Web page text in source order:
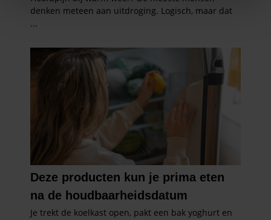
We gebruiken cookies om content en advertenties te
informatie over uw gebruik van onze site met onze
partners voor social media, adverteren en analyse. Deze
partners kunnen deze gegevens combineren met andere
informatie die u aan ze heeft verstrekt of die ze hebben
verzameld op basis van uw gebruik van hun services. U
gaat akkoord met onze cookies als u onze website blijft